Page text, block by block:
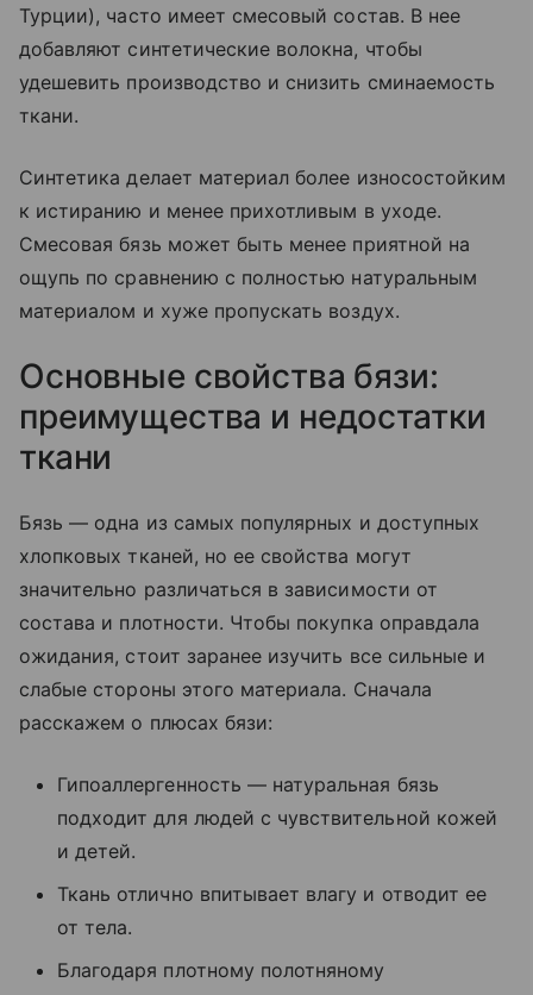
Турции), часто имеет смесовый состав. В нее
добавляют синтетические волокна, чтобы
удешевить производство и снизить сминаемость
ткани.
Синтетика делает материал более износостойким
к истиранию и менее прихотливым в уходе.
Смесовая бязь может быть менее приятной на
ощупь по сравнению с полностью натуральным
материалом и хуже пропускать воздух.
Основные свойства бязи:
преимущества и недостатки
ткани
Бязь — одна из самых популярных и доступных
хлопковых тканей, но ее свойства могут
значительно различаться в зависимости от
состава и плотности. Чтобы покупка оправдала
ожидания, стоит заранее изучить все сильные и
слабые стороны этого материала. Сначала
расскажем о плюсах бязи:
Гипоаллергенность — натуральная бязь
подходит для людей с чувствительной кожей
и детей.
Ткань отлично впитывает влагу и отводит ее
от тела.
Благодаря плотному полотняному